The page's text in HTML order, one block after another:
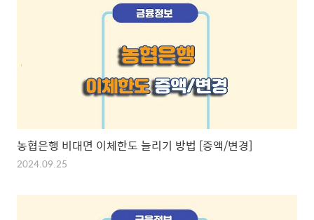
농협은행 비대면 이체한도 늘리기 방법 [증액/변경]
2024.09.25